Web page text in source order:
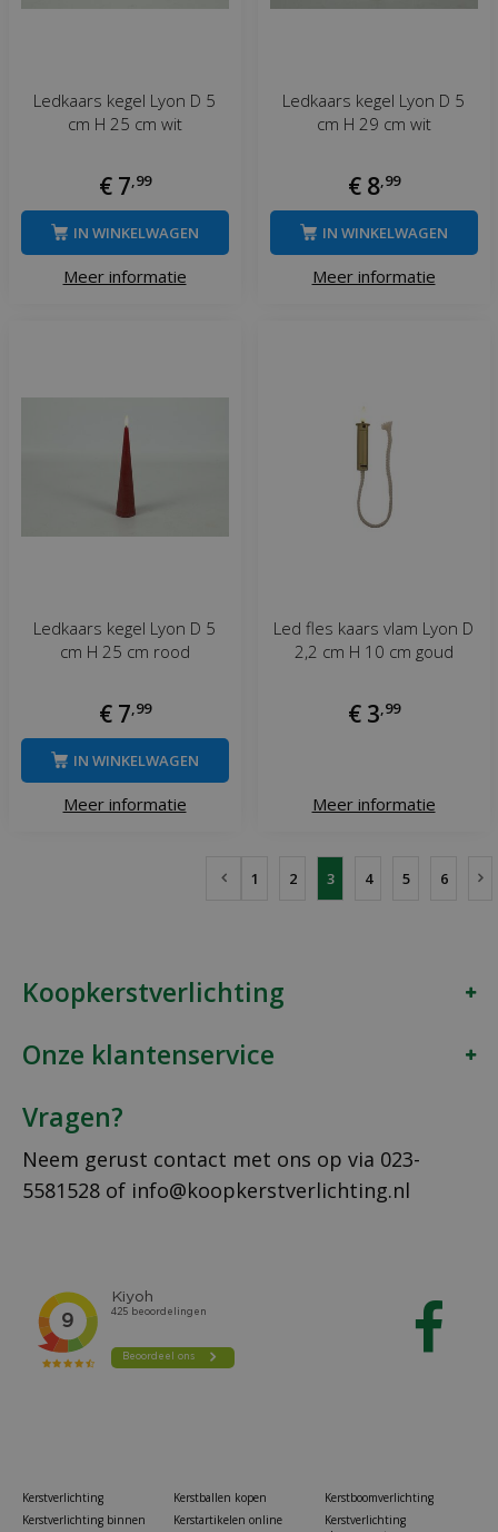
Ledkaars kegel Lyon D 5
cm H 25 cm wit
€ 7 99
Meer informatie
IN WINKELWAGEN
Ledkaars kegel Lyon D 5
cm H 29 cm wit
€ 8 99
Meer informatie
IN WINKELWAGEN
Ledkaars kegel Lyon D 5
cm H 25 cm rood
€ 7 99
Meer informatie
IN WINKELWAGEN
Led fles kaars vlam Lyon D
2,2 cm H 10 cm goud
€ 3 99
Meer informatie
1 2 3 4 5 6
Koopkerstverlichting
Onze klantenservice
Vragen?
Neem gerust contact met ons op via 023-
5581528 of info@koopkerstverlichting.nl
Kerstverlichting
Kerstverlichting binnen
Kerstballen kopen
Kerstartikelen online
Kerstboomverlichting
Kerstverlichting